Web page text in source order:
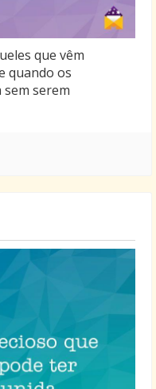
que vêm
quando os
sem serem